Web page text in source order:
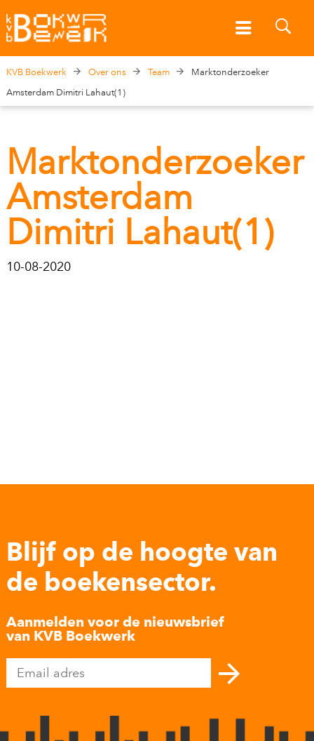
KVB Boekwerk Over ons Team
Marktonderzoeker
Amsterdam Dimitri Lahaut(1)
Marktonderzoeker
Amsterdam
Dimitri Lahaut(1)
10-08-2020
Blijf op de hoogte van
de boekensector.
Aanmelden voor de nieuwsbrief
van KVB Boekwerk